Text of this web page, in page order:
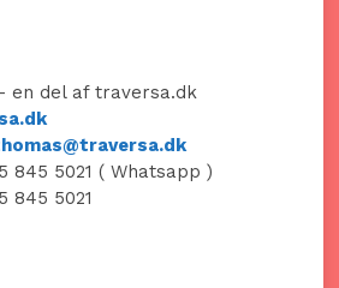
en del af traversa.dk
845 5021 ( Whatsapp )
845 5021